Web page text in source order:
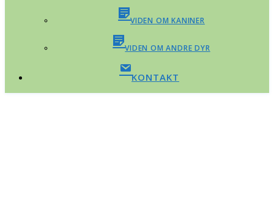
VIDEN OM KANINER
VIDEN OM ANDRE DYR
KONTAKT